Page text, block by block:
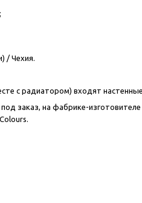
/ Чехия.
с радиатором) входят
заказ, на фабрике-
Colours.